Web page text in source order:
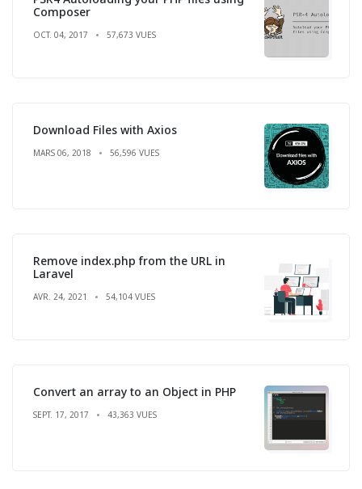
Composer
OCT. 04, 2017 57,673 VUES
Download Files with Axios
MARS 06, 2018 56,596 VUES
Remove index.php from the URL in
Laravel
AVR. 24, 2021 54,104 VUES
Convert an array to an Object in PHP
SEPT. 17, 2017 43,363 VUES